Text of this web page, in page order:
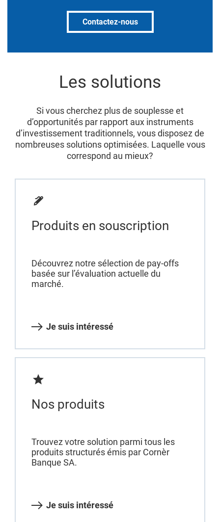
Contactez-nous
Les solutions
Si vous cherchez plus de souplesse et
d’opportunités par rapport aux instruments
d’investissement traditionnels, vous disposez de
nombreuses solutions optimisées. Laquelle vous
correspond au mieux?
Produits en souscription
Découvrez notre sélection de pay-offs
basée sur l’évaluation actuelle du
marché.
Je suis intéressé
Nos produits
Trouvez votre solution parmi tous les
produits structurés émis par Cornèr
Banque SA.
Je suis intéressé